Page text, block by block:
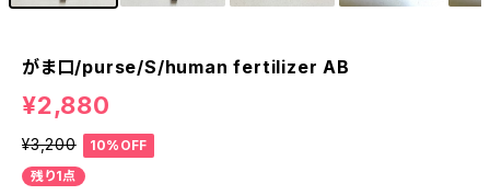
がま口/purse/S/human fertilizer AB
¥2,880
¥3,200
10%OFF
残り1点